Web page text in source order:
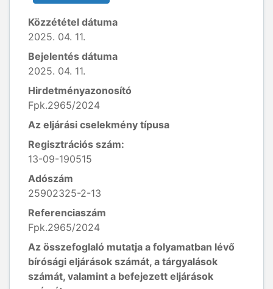
Közzététel dátuma
2025. 04. 11.
Bejelentés dátuma
2025. 04. 11.
Hirdetményazonosító
Fpk.2965/2024
Az eljárási cselekmény típusa
Regisztrációs szám:
13-09-190515
Adószám
25902325-2-13
Referenciaszám
Fpk.2965/2024
Az összefoglaló mutatja a folyamatban lévő
bírósági eljárások számát, a tárgyalások
számát, valamint a befejezett eljárások